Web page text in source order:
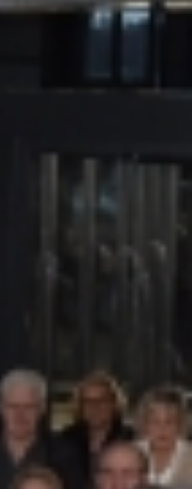
Langenbrück